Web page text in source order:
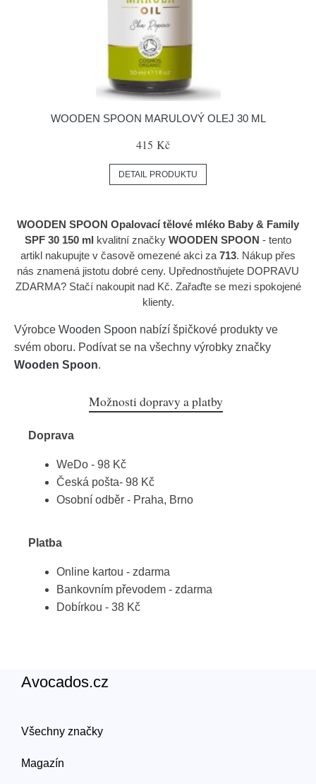
WOODEN SPOON MARULOVÝ OLEJ 30 ML
415 Kč
DETAIL PRODUKTU
WOODEN SPOON Opalovací tělové mléko Baby & Family
SPF 30 150 ml kvalitní značky WOODEN SPOON - tento
artikl nakupujte v časově omezené akci za 713. Nákup přes
nás znamená jistotu dobré ceny. Upřednostňujete DOPRAVU
ZDARMA? Stačí nakoupit nad Kč. Zařaďte se mezi spokojené
klienty.
Výrobce Wooden Spoon nabízí špičkové produkty ve
svém oboru. Podívat se na všechny výrobky značky
Wooden Spoon.
Možnosti dopravy a platby
Doprava
WeDo - 98 Kč
Česká pošta- 98 Kč
Osobní odběr - Praha, Brno
Platba
Online kartou - zdarma
Bankovním převodem - zdarma
Dobírkou - 38 Kč
Avocados.cz
Všechny značky
Magazín